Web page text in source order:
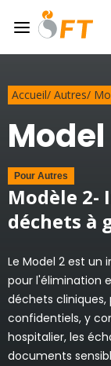
Accueil/ Autres/
Model
Pour Autres
Modèle 2-
déchets à
Le Model 2 est
pour l'élimination
déchets
confidentiels, y
hospitalier, les
documents